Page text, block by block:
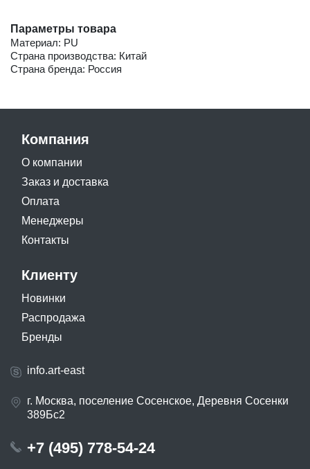
Параметры товара
Материал: PU
Страна производства: Китай
Страна бренда: Россия
Компания
О компании
Заказ и доставка
Оплата
Менеджеры
Контакты
Клиенту
Новинки
Распродажа
Бренды
info.art-east
г. Москва, поселение Сосенское, Деревня Сосенки
389Бс2
+7 (495) 778-54-24